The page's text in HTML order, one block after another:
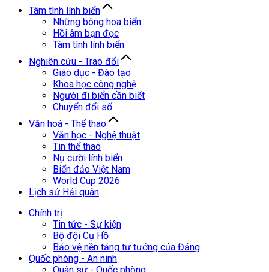
Tâm tình lính biển
Những bông hoa biển
Hồi âm bạn đọc
Tâm tình lính biển
Nghiên cứu - Trao đổi
Giáo dục - Đào tạo
Khoa học công nghệ
Người đi biển cần biết
Chuyển đổi số
Văn hoá - Thể thao
Văn học - Nghệ thuật
Tin thể thao
Nụ cười lính biển
Biển đảo Việt Nam
World Cup 2026
Lịch sử Hải quân
Chính trị
Tin tức - Sự kiện
Bộ đội Cụ Hồ
Bảo vệ nền tảng tư tưởng của Đảng
Quốc phòng - An ninh
Quân sự - Quốc phòng